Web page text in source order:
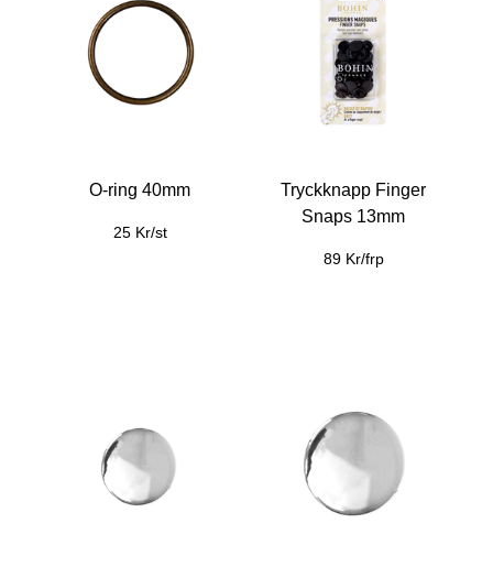
O-ring 40mm
25 Kr/st
Tryckknapp Finger
Snaps 13mm
89 Kr/frp